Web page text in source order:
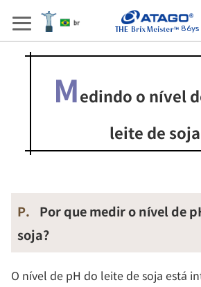
86ys
Medindo o nível
leite de soja
P.
Por que medir o nível de
soja?
O nível de pH do leite de soja está